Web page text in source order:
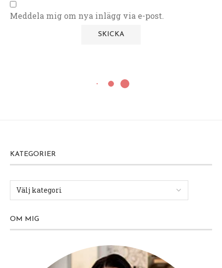
Meddela mig om nya inlägg via e-post.
KATEGORIER
OM MIG